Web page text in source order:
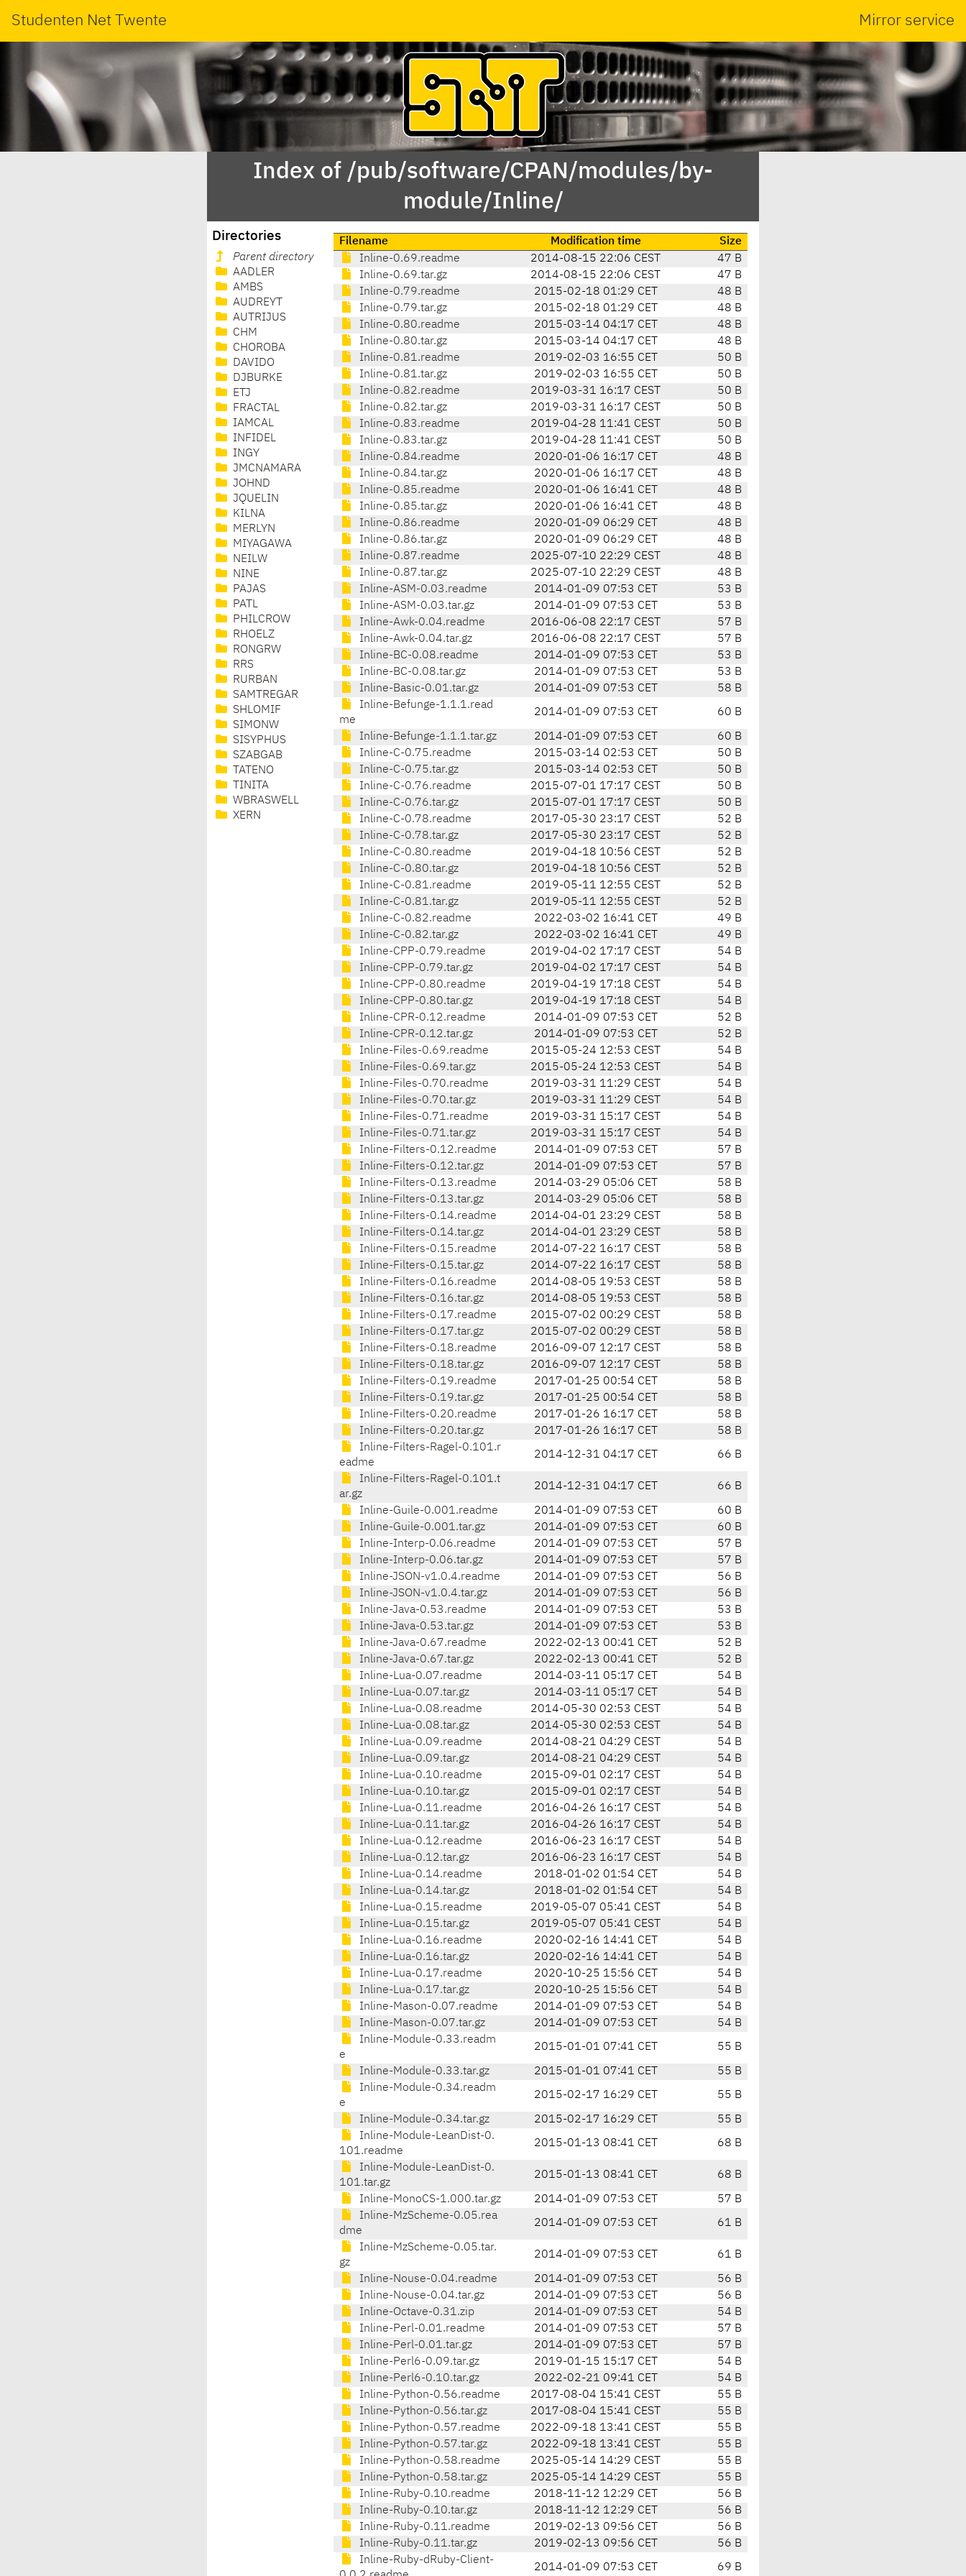
Studenten Net Twente Mirror service
Index of /pub/software/CPAN/modules/by-
module/Inline/
Directories
Parent directory
AADLER
AMBS
AUDREYT
AUTRIJUS
CHM
CHOROBA
DAVIDO
DJBURKE
ETJ
FRACTAL
IAMCAL
INFIDEL
INGY
JMCNAMARA
JOHND
JQUELIN
KILNA
MERLYN
MIYAGAWA
NEILW
NINE
PAJAS
PATL
PHILCROW
RHOELZ
RONGRW
RRS
RURBAN
SAMTREGAR
SHLOMIF
SIMONW
SISYPHUS
SZABGAB
TATENO
TINITA
WBRASWELL
XERN
Filename Modification time
Size
Inline-0.69.readme
2014-08-15 22:06 CEST
47 B
Inline-0.69.tar.gz
2014-08-15 22:06 CEST
47 B
Inline-0.79.readme
2015-02-18 01:29 CET
48 B
Inline-0.79.tar.gz
2015-02-18 01:29 CET
48 B
Inline-0.80.readme
2015-03-14 04:17 CET
48 B
Inline-0.80.tar.gz
2015-03-14 04:17 CET
48 B
Inline-0.81.readme
2019-02-03 16:55 CET
50 B
Inline-0.81.tar.gz
2019-02-03 16:55 CET
50 B
Inline-0.82.readme
2019-03-31 16:17 CEST
50 B
Inline-0.82.tar.gz
2019-03-31 16:17 CEST
50 B
Inline-0.83.readme
2019-04-28 11:41 CEST
50 B
Inline-0.83.tar.gz
2019-04-28 11:41 CEST
50 B
Inline-0.84.readme
2020-01-06 16:17 CET
48 B
Inline-0.84.tar.gz
2020-01-06 16:17 CET
48 B
Inline-0.85.readme
2020-01-06 16:41 CET
48 B
Inline-0.85.tar.gz
2020-01-06 16:41 CET
48 B
Inline-0.86.readme
2020-01-09 06:29 CET
48 B
Inline-0.86.tar.gz
2020-01-09 06:29 CET
48 B
Inline-0.87.readme
2025-07-10 22:29 CEST
48 B
Inline-0.87.tar.gz
2025-07-10 22:29 CEST
48 B
Inline-ASM-0.03.readme
2014-01-09 07:53 CET
53 B
Inline-ASM-0.03.tar.gz
2014-01-09 07:53 CET
53 B
Inline-Awk-0.04.readme
2016-06-08 22:17 CEST
57 B
Inline-Awk-0.04.tar.gz
2016-06-08 22:17 CEST
57 B
Inline-BC-0.08.readme
2014-01-09 07:53 CET
53 B
Inline-BC-0.08.tar.gz
2014-01-09 07:53 CET
53 B
Inline-Basic-0.01.tar.gz
2014-01-09 07:53 CET
58 B
Inline-Befunge-1.1.1.read
me
2014-01-09 07:53 CET 60 B
Inline-Befunge-1.1.1.tar.gz 2014-01-09 07:53 CET
60 B
Inline-C-0.75.readme
2015-03-14 02:53 CET
50 B
Inline-C-0.75.tar.gz
2015-03-14 02:53 CET
50 B
Inline-C-0.76.readme
2015-07-01 17:17 CEST
50 B
Inline-C-0.76.tar.gz
2015-07-01 17:17 CEST
50 B
Inline-C-0.78.readme
2017-05-30 23:17 CEST
52 B
Inline-C-0.78.tar.gz
2017-05-30 23:17 CEST
52 B
Inline-C-0.80.readme
2019-04-18 10:56 CEST
52 B
Inline-C-0.80.tar.gz
2019-04-18 10:56 CEST
52 B
Inline-C-0.81.readme
2019-05-11 12:55 CEST
52 B
Inline-C-0.81.tar.gz
2019-05-11 12:55 CEST
52 B
Inline-C-0.82.readme
2022-03-02 16:41 CET
49 B
Inline-C-0.82.tar.gz
2022-03-02 16:41 CET
49 B
Inline-CPP-0.79.readme
2019-04-02 17:17 CEST
54 B
Inline-CPP-0.79.tar.gz
2019-04-02 17:17 CEST
54 B
Inline-CPP-0.80.readme
2019-04-19 17:18 CEST
54 B
Inline-CPP-0.80.tar.gz
2019-04-19 17:18 CEST
54 B
Inline-CPR-0.12.readme
2014-01-09 07:53 CET
52 B
Inline-CPR-0.12.tar.gz
2014-01-09 07:53 CET
52 B
Inline-Files-0.69.readme
2015-05-24 12:53 CEST
54 B
Inline-Files-0.69.tar.gz
2015-05-24 12:53 CEST
54 B
Inline-Files-0.70.readme
2019-03-31 11:29 CEST
54 B
Inline-Files-0.70.tar.gz
2019-03-31 11:29 CEST
54 B
Inline-Files-0.71.readme
2019-03-31 15:17 CEST
54 B
Inline-Files-0.71.tar.gz
2019-03-31 15:17 CEST
54 B
Inline-Filters-0.12.readme
2014-01-09 07:53 CET
57 B
Inline-Filters-0.12.tar.gz
2014-01-09 07:53 CET
57 B
Inline-Filters-0.13.readme
2014-03-29 05:06 CET
58 B
Inline-Filters-0.13.tar.gz
2014-03-29 05:06 CET
58 B
Inline-Filters-0.14.readme
2014-04-01 23:29 CEST
58 B
Inline-Filters-0.14.tar.gz
2014-04-01 23:29 CEST
58 B
Inline-Filters-0.15.readme
2014-07-22 16:17 CEST
58 B
Inline-Filters-0.15.tar.gz
2014-07-22 16:17 CEST
58 B
Inline-Filters-0.16.readme
2014-08-05 19:53 CEST
58 B
Inline-Filters-0.16.tar.gz
2014-08-05 19:53 CEST
58 B
Inline-Filters-0.17.readme
2015-07-02 00:29 CEST
58 B
Inline-Filters-0.17.tar.gz
2015-07-02 00:29 CEST
58 B
Inline-Filters-0.18.readme
2016-09-07 12:17 CEST
58 B
Inline-Filters-0.18.tar.gz
2016-09-07 12:17 CEST
58 B
Inline-Filters-0.19.readme
2017-01-25 00:54 CET
58 B
Inline-Filters-0.19.tar.gz
2017-01-25 00:54 CET
58 B
Inline-Filters-0.20.readme
2017-01-26 16:17 CET
58 B
Inline-Filters-0.20.tar.gz
2017-01-26 16:17 CET
58 B
Inline-Filters-Ragel-0.101.r
eadme
2014-12-31 04:17 CET 66 B
Inline-Filters-Ragel-0.101.t
ar.gz
2014-12-31 04:17 CET 66 B
Inline-Guile-0.001.readme 2014-01-09 07:53 CET
60 B
Inline-Guile-0.001.tar.gz
2014-01-09 07:53 CET
60 B
Inline-Interp-0.06.readme
2014-01-09 07:53 CET
57 B
Inline-Interp-0.06.tar.gz
2014-01-09 07:53 CET
57 B
Inline-JSON-v1.0.4.readme
2014-01-09 07:53 CET
56 B
Inline-JSON-v1.0.4.tar.gz
2014-01-09 07:53 CET
56 B
Inline-Java-0.53.readme
2014-01-09 07:53 CET
53 B
Inline-Java-0.53.tar.gz
2014-01-09 07:53 CET
53 B
Inline-Java-0.67.readme
2022-02-13 00:41 CET
52 B
Inline-Java-0.67.tar.gz
2022-02-13 00:41 CET
52 B
Inline-Lua-0.07.readme
2014-03-11 05:17 CET
54 B
Inline-Lua-0.07.tar.gz
2014-03-11 05:17 CET
54 B
Inline-Lua-0.08.readme
2014-05-30 02:53 CEST
54 B
Inline-Lua-0.08.tar.gz
2014-05-30 02:53 CEST
54 B
Inline-Lua-0.09.readme
2014-08-21 04:29 CEST
54 B
Inline-Lua-0.09.tar.gz
2014-08-21 04:29 CEST
54 B
Inline-Lua-0.10.readme
2015-09-01 02:17 CEST
54 B
Inline-Lua-0.10.tar.gz
2015-09-01 02:17 CEST
54 B
Inline-Lua-0.11.readme
2016-04-26 16:17 CEST
54 B
Inline-Lua-0.11.tar.gz
2016-04-26 16:17 CEST
54 B
Inline-Lua-0.12.readme
2016-06-23 16:17 CEST
54 B
Inline-Lua-0.12.tar.gz
2016-06-23 16:17 CEST
54 B
Inline-Lua-0.14.readme
2018-01-02 01:54 CET
54 B
Inline-Lua-0.14.tar.gz
2018-01-02 01:54 CET
54 B
Inline-Lua-0.15.readme
2019-05-07 05:41 CEST
54 B
Inline-Lua-0.15.tar.gz
2019-05-07 05:41 CEST
54 B
Inline-Lua-0.16.readme
2020-02-16 14:41 CET
54 B
Inline-Lua-0.16.tar.gz
2020-02-16 14:41 CET
54 B
Inline-Lua-0.17.readme
2020-10-25 15:56 CET
54 B
Inline-Lua-0.17.tar.gz
2020-10-25 15:56 CET
54 B
Inline-Mason-0.07.readme
2014-01-09 07:53 CET
54 B
Inline-Mason-0.07.tar.gz
2014-01-09 07:53 CET
54 B
Inline-Module-0.33.readm
e
2015-01-01 07:41 CET 55 B
Inline-Module-0.33.tar.gz 2015-01-01 07:41 CET
55 B
Inline-Module-0.34.readm
e
2015-02-17 16:29 CET 55 B
Inline-Module-0.34.tar.gz 2015-02-17 16:29 CET
55 B
Inline-Module-LeanDist-0.
101.readme
2015-01-13 08:41 CET 68 B
Inline-Module-LeanDist-0.
101.tar.gz
2015-01-13 08:41 CET 68 B
Inline-MonoCS-1.000.tar.gz 2014-01-09 07:53 CET
57 B
Inline-MzScheme-0.05.rea
dme
2014-01-09 07:53 CET 61 B
Inline-MzScheme-0.05.tar.
gz
2014-01-09 07:53 CET 61 B
Inline-Nouse-0.04.readme 2014-01-09 07:53 CET
56 B
Inline-Nouse-0.04.tar.gz
2014-01-09 07:53 CET
56 B
Inline-Octave-0.31.zip
2014-01-09 07:53 CET
54 B
Inline-Perl-0.01.readme
2014-01-09 07:53 CET
57 B
Inline-Perl-0.01.tar.gz
2014-01-09 07:53 CET
57 B
Inline-Perl6-0.09.tar.gz
2019-01-15 15:17 CET
54 B
Inline-Perl6-0.10.tar.gz
2022-02-21 09:41 CET
54 B
Inline-Python-0.56.readme
2017-08-04 15:41 CEST
55 B
Inline-Python-0.56.tar.gz
2017-08-04 15:41 CEST
55 B
Inline-Python-0.57.readme
2022-09-18 13:41 CEST
55 B
Inline-Python-0.57.tar.gz
2022-09-18 13:41 CEST
55 B
Inline-Python-0.58.readme
2025-05-14 14:29 CEST
55 B
Inline-Python-0.58.tar.gz
2025-05-14 14:29 CEST
55 B
Inline-Ruby-0.10.readme
2018-11-12 12:29 CET
56 B
Inline-Ruby-0.10.tar.gz
2018-11-12 12:29 CET
56 B
Inline-Ruby-0.11.readme
2019-02-13 09:56 CET
56 B
Inline-Ruby-0.11.tar.gz
2019-02-13 09:56 CET
56 B
Inline-Ruby-dRuby-Client-
2014-01-09 07:53 CET 69 B